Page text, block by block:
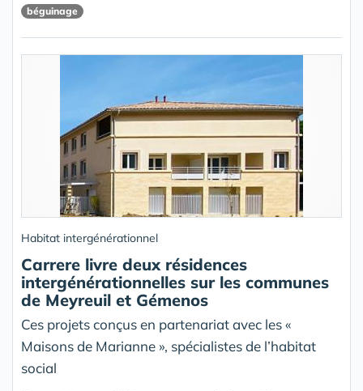
béguinage
Habitat intergénérationnel
Carrere livre deux résidences
intergénérationnelles sur les communes
de Meyreuil et Gémenos
Ces projets conçus en partenariat avec les «
Maisons de Marianne », spécialistes de l’habitat
social